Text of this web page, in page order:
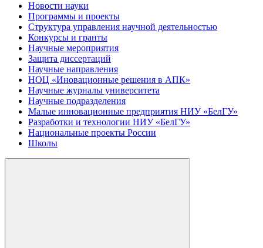
Новости науки
Программы и проекты
Структура управления научной деятельностью
Конкурсы и гранты
Научные мероприятия
Защита диссертаций
Научные направления
НОЦ «Иновационные решения в АПК»
Научные журналы университета
Научные подразделения
Малые инновационные предприятия НИУ «БелГУ»
Разработки и технологии НИУ «БелГУ»
Национальные проекты России
Школы